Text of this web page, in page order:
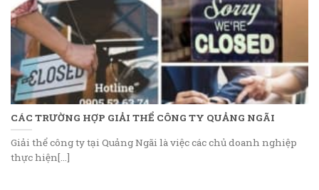
CÁC TRƯỜNG HỢP GIẢI THỂ CÔNG TY QUẢNG NGÃI
Giải thể công ty tại Quảng Ngãi là việc các chủ doanh nghiệp
thực hiện[...]